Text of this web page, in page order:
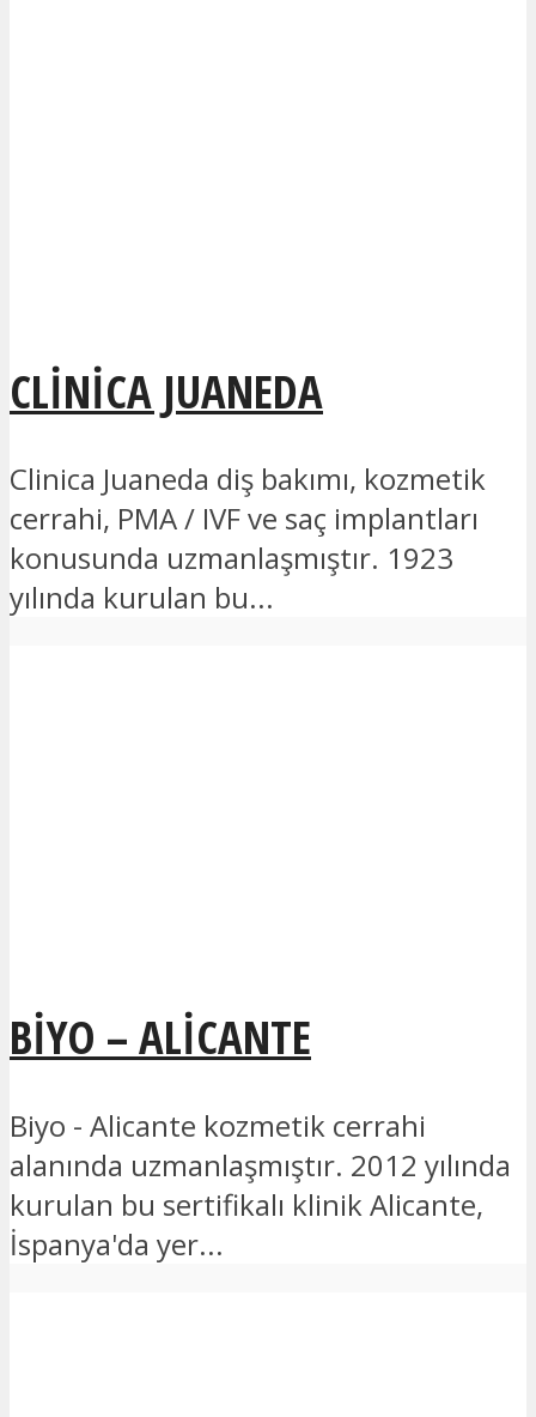
CLINICA JUANEDA
Clinica Juaneda diş bakımı, kozmetik
cerrahi, PMA / IVF ve saç implantları
konusunda uzmanlaşmıştır. 1923
yılında kurulan bu...
BIYO – ALICANTE
Biyo - Alicante kozmetik cerrahi
alanında uzmanlaşmıştır. 2012 yılında
kurulan bu sertifikalı klinik Alicante,
İspanya'da yer...